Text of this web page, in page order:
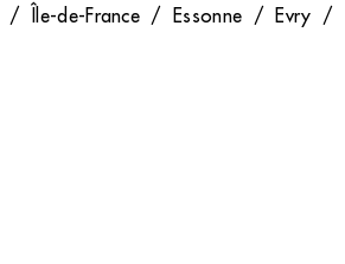
/ Île-de-France / Essonne / Evry /